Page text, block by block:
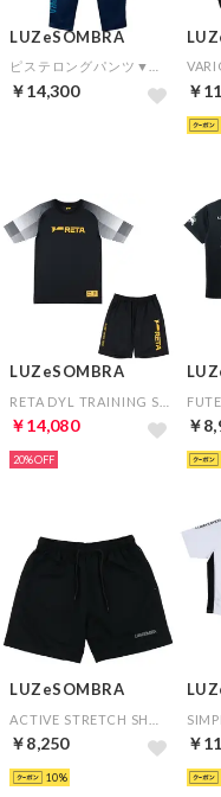
LUZeSOMBRA
￥14,300 ￥
LUZeSOMBRA
￥14,080
20%
￥
LUZeSOMBRA
￥8,250
10
￥